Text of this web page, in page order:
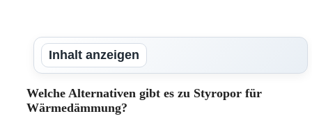
Inhalt anzeigen
Welche Alternativen gibt es zu Styropor für
Wärmedämmung?